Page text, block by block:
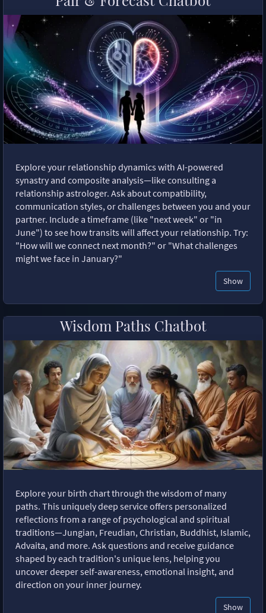
Explore your relationship dynamics with AI-powered
synastry and composite analysis—like consulting a
relationship astrologer. Ask about compatibility,
communication styles, or challenges between you and your
partner. Include a timeframe (like "next week" or "in
June") to see how transits will affect your relationship. Try:
"How will we connect next month?" or "What challenges
might we face in January?"
Show
Wisdom Paths Chatbot
Explore your birth chart through the wisdom of many
paths. This uniquely deep service offers personalized
reflections from a range of psychological and spiritual
traditions—Jungian, Freudian, Christian, Buddhist, Islamic,
Advaita, and more. Ask questions and receive guidance
shaped by each tradition's unique lens, helping you
uncover deeper self-awareness, emotional insight, and
direction on your inner journey.
Show